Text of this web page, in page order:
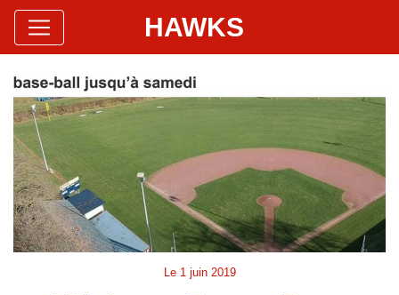
Hawks Baseball Softball
Site Officiel HAWKS
Le 1 juin 2019